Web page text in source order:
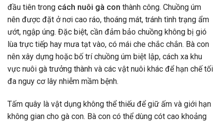
đầu tiên trong cách nuôi gà con thành công. Chuồng úm
nên được đặt ở nơi cao ráo, thoáng mát, tránh tình trạng ẩm
ướt, ngập úng. Đặc biệt, cần đảm bảo chuồng không bị gió
lùa trực tiếp hay mưa tạt vào, có mái che chắc chắn. Bà con
nên xây dựng hoặc bố trí chuồng úm biệt lập, cách xa khu
vực nuôi gà trưởng thành và các vật nuôi khác để hạn chế tối
đa nguy cơ lây nhiễm mầm bệnh.
Tấm quây là vật dụng không thể thiếu để giữ ấm và giới hạn
không gian cho gà con. Bà con có thể dùng cót cao khoảng